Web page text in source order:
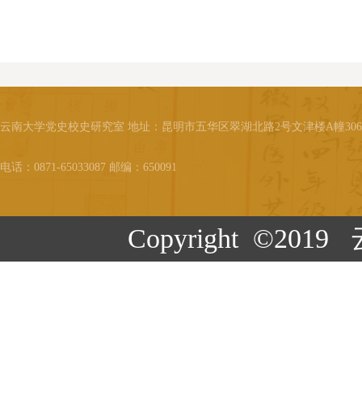
云南大学党史校史研究室 地址：昆明市五华区翠湖北路2号文津楼A幢
电话：0871-65033087 邮编：650091
Copyright ©2019